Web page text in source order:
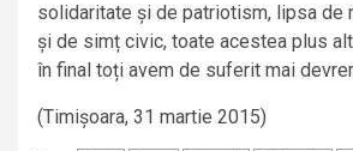
solidaritate și de patriotism, lipsa de
și de simț civic, toate acestea plus
în final toți avem de suferit mai
(Timișoara, 31 martie 2015)